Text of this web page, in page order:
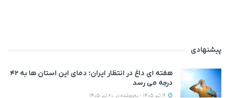
پیشنهادی
هفته ای داغ در انتظار ایران؛ دمای این استان ها به ۴۲
درجه می رسد